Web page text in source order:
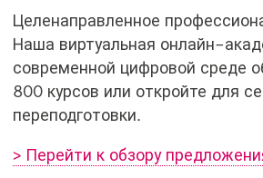
Целенаправленное
Наша виртуальная онлайн-
современной цифровой среде
800 курсов или откройте для
переподготовки.
> Перейти к обзору